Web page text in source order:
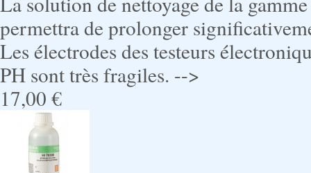
permettra de prolonger
Les électrodes des testeurs
PH sont très fragiles. -->
17,00 €